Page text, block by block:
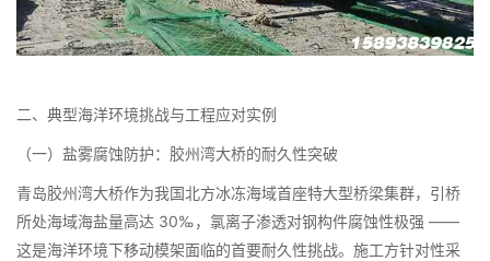
二、典型海洋环境挑战与工程应对实例​
（一）盐雾腐蚀防护：胶州湾大桥的耐久性突破​
青岛胶州湾大桥作为我国北方冰冻海域首座特大型桥梁集群，引桥
所处海域海盐量高达 30‰，氯离子渗透对钢构件腐蚀性极强 ——
这是海洋环境下移动模架面临的首要耐久性挑战。施工方针对性采